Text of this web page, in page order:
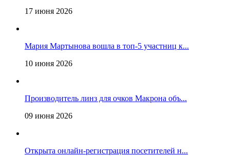
17 июня 2026
Мария Мартынова вошла в топ-5 участниц к...
10 июня 2026
Производитель линз для очков Макрона объ...
09 июня 2026
Открыта онлайн-регистрация посетителей н...